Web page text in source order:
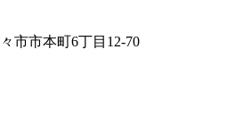
市市本町6丁目12-70